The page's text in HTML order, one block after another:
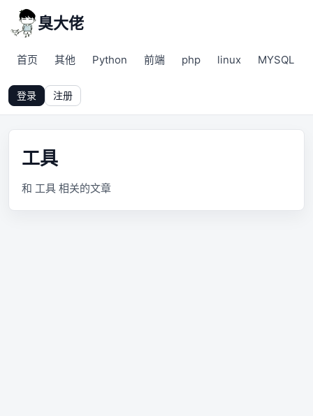
臭大佬
首页 其他 Python 前端 php linux MYSQL
登录 注册
工具
和 工具 相关的文章